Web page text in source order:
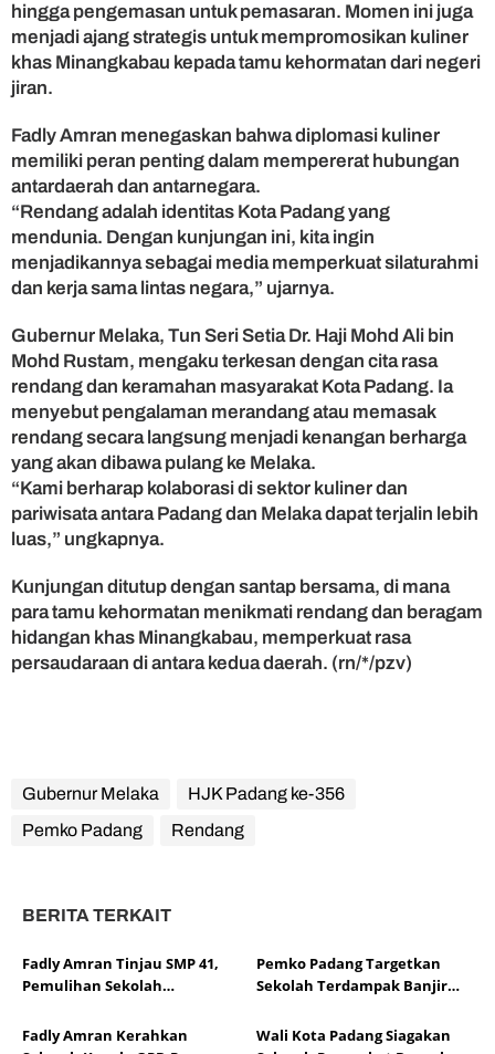
J
a
l
K
e
r
j
a
S
a
n
t
a
s
N
a
hingga pengemasan untuk pemasaran. Momen ini juga
menjadi ajang strategis untuk mempromosikan kuliner
khas Minangkabau kepada tamu kehormatan dari negeri
jiran.
Fadly Amran menegaskan bahwa diplomasi kuliner
memiliki peran penting dalam mempererat hubungan
antardaerah dan antarnegara.
“Rendang adalah identitas Kota Padang yang
mendunia. Dengan kunjungan ini, kita ingin
menjadikannya sebagai media memperkuat silaturahmi
dan kerja sama lintas negara,” ujarnya.
Gubernur Melaka, Tun Seri Setia Dr. Haji Mohd Ali bin
Mohd Rustam, mengaku terkesan dengan cita rasa
rendang dan keramahan masyarakat Kota Padang. Ia
menyebut pengalaman merandang atau memasak
rendang secara langsung menjadi kenangan berharga
yang akan dibawa pulang ke Melaka.
“Kami berharap kolaborasi di sektor kuliner dan
pariwisata antara Padang dan Melaka dapat terjalin lebih
luas,” ungkapnya.
Kunjungan ditutup dengan santap bersama, di mana
para tamu kehormatan menikmati rendang dan beragam
hidangan khas Minangkabau, memperkuat rasa
persaudaraan di antara kedua daerah. (rn/*/pzv)
Gubernur Melaka
HJK Padang ke-356
Pemko Padang
Rendang
BERITA TERKAIT
Fadly Amran Tinjau SMP 41,
Pemulihan Sekolah
Pemko Padang Targetkan
Sekolah Terdampak Banjir
Fadly Amran Kerahkan
Wali Kota Padang Siagakan